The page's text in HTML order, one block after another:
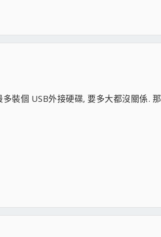
裝個 USB外接硬碟, 要多大都沒關係.